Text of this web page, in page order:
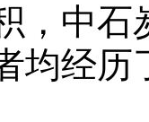
，中石
均经历